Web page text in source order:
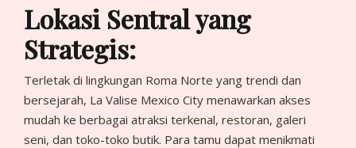
Lokasi Sentral yang
Strategis:
Terletak di lingkungan Roma Norte yang trendi dan
bersejarah, La Valise Mexico City menawarkan akses
mudah ke berbagai atraksi terkenal, restoran, galeri
seni, dan toko-toko butik. Para tamu dapat menikmati